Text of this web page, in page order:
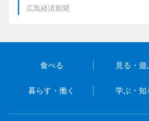
広島経済新聞
食べる 見る・遊
暮らす・働く 学ぶ・知